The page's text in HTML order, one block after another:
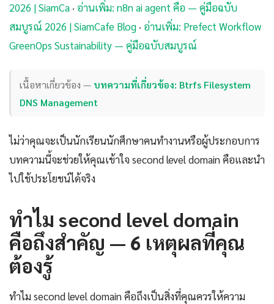
2026 | SiamCa · อ่านเพิ่ม: n8n ai agent คือ — คู่มือฉบับ
สมบูรณ์ 2026 | SiamCafe Blog · อ่านเพิ่ม: Prefect Workflow
GreenOps Sustainability — คู่มือฉบับสมบูรณ์
เนื้อหาเกี่ยวข้อง — บทความที่เกี่ยวข้อง: Btrfs Filesystem
DNS Management
ไม่ว่าคุณจะเป็นนักเรียนนักศึกษาคนทำงานหรือผู้ประกอบการ
บทความนี้จะช่วยให้คุณเข้าใจ second level domain คือและนำ
ไปใช้ประโยชน์ได้จริง
ทำไม second level domain
คือถึงสำคัญ — 6 เหตุผลที่คุณ
ต้องรู้
ทำไม second level domain คือถึงเป็นสิ่งที่คุณควรให้ความ